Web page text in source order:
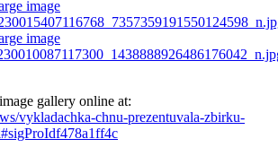
gallery online at:
vykladachka-chnu-prezentuvala-zbirku-